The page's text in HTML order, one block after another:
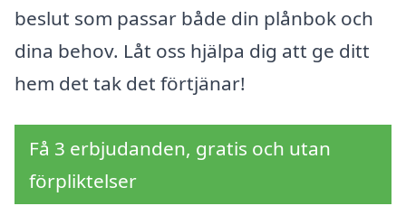
beslut som passar både din plånbok och
dina behov. Låt oss hjälpa dig att ge ditt
hem det tak det förtjänar!
Få 3 erbjudanden, gratis och utan
förpliktelser